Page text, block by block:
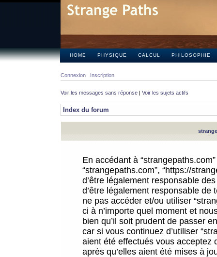
HOME PHYSIQUE CALCUL PHILOSOPHIE
Connexion Inscription
Voir les messages sans réponse | Voir les sujets actifs
Index du forum
En accédant à
“strangepaths.com”, “https://
d’être légalement responsable
d’être légalement responsable
ne pas accéder et/ou utiliser
ci à n’importe quel moment et
bien qu’il soit prudent de passer
car si vous continuez d’utiliser
aient été effectués vous acceptez
après qu’elles aient été mises à